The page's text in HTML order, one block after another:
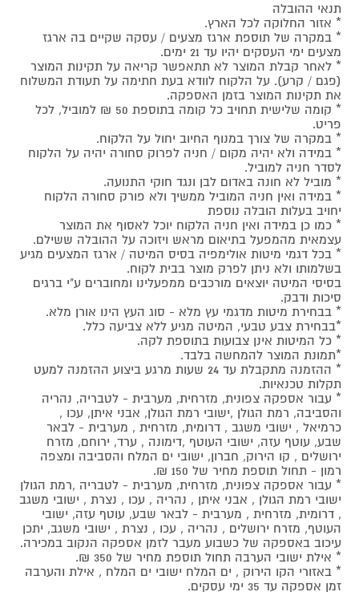
תנאי ההובלה
* אזור החלוקה לכל הארץ.
* במקרה של תוספת ארגז מצעים / עסקה שקיים בה ארגז
מצעים ימי העסקים יהיו עד 21 ימים.
* לאחר קבלת המוצר לא תתאפשר קריאה על תקינות המוצר
(פגם / קרע). על הלקוח לוודא בעת חתימה על תעודת המשלוח
את תקינות המוצר בזמן האספקה.
* קומה שלישית תחויב כל קומה בתוספת 50 ₪ למוביל, לכל
פריט.
* במקרה של צורך במנוף החיוב יחול על הלקוח.
* במידה ולא יהיה מקום / חניה לפרוק סחורה יהיה על הלקוח
לסדר חניה למוביל.
* מוביל לא חונה באדום לבן ונגד חוקי התנועה.
* במידה ואין חניה המוביל ממשיך ולא פורק סחורה הלקוח
יחויב בעלות הובלה נוספת
* כמו כן במידה ואין חניה הלקוח יוכל לאסוף את המוצר
עצמאית מהמפעל בתיאום מראש ויזוכה על ההובלה ששילם.
* בכל דגמי מיטות אולימפיה בסיס המיטה / ארגז המצעים מגיע
בשלמותו ולא ניתן לפרק מוצר בבית לקוח.
בסיסי המיטה יוצאים מורכבים ממפעלינו ומחוברים ע"י ברגים
סיכות ודבק.
* בבחירת מיטות מדגמי עץ מלא - סוג העץ הינו אורן מלא.
*בבחירת צבע טבעי, המיטה מגיע ללא צביעה כלל.
* כל המיטות אינן צבועות בתוספת לקה.
*תמונת המוצר להמחשה בלבד.
* ההזמנה מתקבלת עד 24 שעות מרגע ביצוע ההזמנה למעט
תקלות טכנאיות.
* עבור אספקה צפונית, מזרחית, מערבית - לטבריה, נהריה
והסביבה, רמת הגולן ,ישובי רמת הגולן, אבני איתן, עכו ,
כרמיאל , ישובי משגב , דרומית, מזרחית , מערבית - לבאר
שבע, עוטף עזה, ישובי העוטף ,דימונה , ערד, ירוחם, מזרח
ירושלים , קו הירוק, חברון, ישובי ים המלח והסביבה ומצפה
רמון - תחול תוספת מחיר של 150 ₪.
* עבור אספקה צפונית, מזרחית, מערבית - לטבריה ,רמת הגולן
ישובי רמת הגולן , אבני איתן , נהריה , עכו , נצרת , ישובי משגב
, דרומית, מזרחית , מערבית - לבאר שבע, עוטף עזה, ישובי
העוטף, מזרח ירושלים , נהריה , עכו , נצרת , ישובי משגב, יתכן
עיכוב באספקה של כשבוע מעבר לזמן אספקה הנקוב במכירה.
* אילת ישובי הערבה תחול תוספת מחיר של 350 ₪.
* באזורי הקו הירוק , ים המלח ישובי ים המלח , אילת והערבה
זמן אספקה עד 35 ימי עסקים.